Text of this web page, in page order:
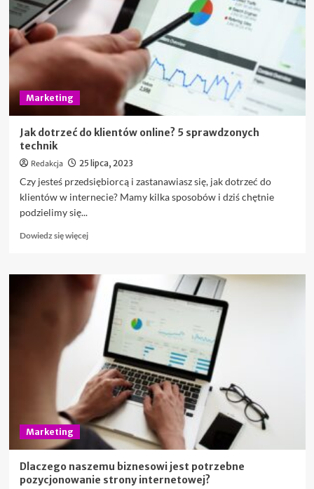
działających
www
z
wykorzystaniem
WordPressa
Marketing
Jak dotrzeć do klientów online? 5 sprawdzonych
technik
Redakcja 25 lipca, 2023
Czy jesteś przedsiębiorcą i zastanawiasz się, jak dotrzeć do
klientów w internecie? Mamy kilka sposobów i dziś chętnie
podzielimy się...
Dowiedz się więcejDowiedz
o
Jak
dotrzeć
do
klientów
online?
sprawdzonych
technik
Marketing
Dlaczego naszemu biznesowi jest potrzebne
pozycjonowanie strony internetowej?